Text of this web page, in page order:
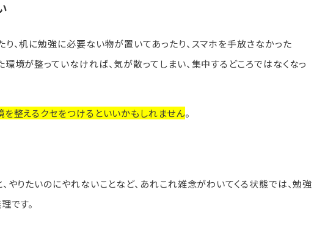
、机に勉強に必要ない物が置いてあったり、スマホを手放さなかった
境が整っていなければ、気が散ってしまい、集中するどころではなくなっ
整えるクセをつけるといいかもしれません。
やりたいのにやれないことなど、あれこれ雑念がわいてくる状態では、勉強
です。